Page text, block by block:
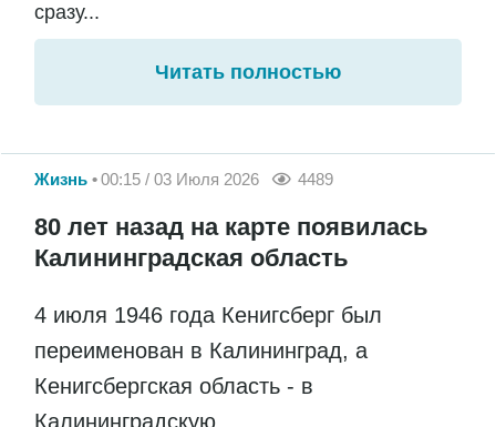
сразу...
Читать полностью
Жизнь 00:15 / 03 Июля 2026 4489
80 лет назад на карте появилась
Калининградская область
4 июля 1946 года Кенигсберг был
переименован в Калининград, а
Кенигсбергская область - в
Калининградскую